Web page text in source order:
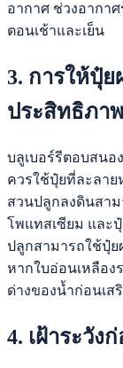
อากาศ ช่วงอากา
ตอนเช้าและเย็น
3. การให้ปุ๋
ประสิทธิภา
บลูเบอร์รีตอบสนอ
ควรใช้ปุ๋ยที่ละลา
สวนปลูกลงดินสาม
โพแทสเซียม และ
ปลูกสามารถใช้ปุ๋ย
หากใบอ่อนเหลือง
ด่างของน้ำก่อนเส
4. เฝ้าระวัง